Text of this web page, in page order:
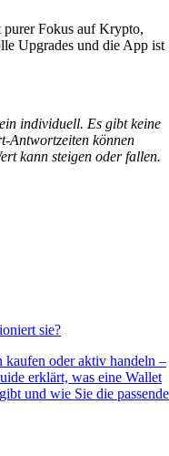
purer Fokus auf Krypto,
Upgrades und die App ist
individuell. Es gibt keine
Antwortzeiten können
kann steigen oder fallen.
sie?
oder aktiv handeln –
erklärt, was eine Wallet
und wie Sie die passende